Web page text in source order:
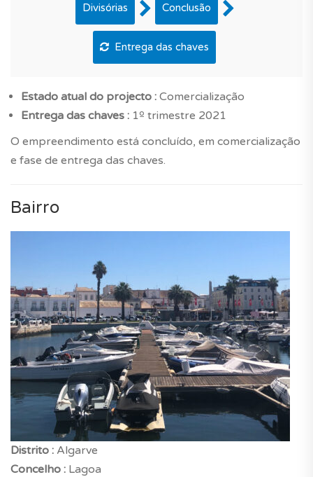
Divisórias Conclusão
Entrega das chaves
Estado atual do projecto : Comercialização
Entrega das chaves : 1º trimestre 2021
O empreendimento está concluído, em comercialização
e fase de entrega das chaves.
Bairro
Distrito : Algarve
Concelho : Lagoa